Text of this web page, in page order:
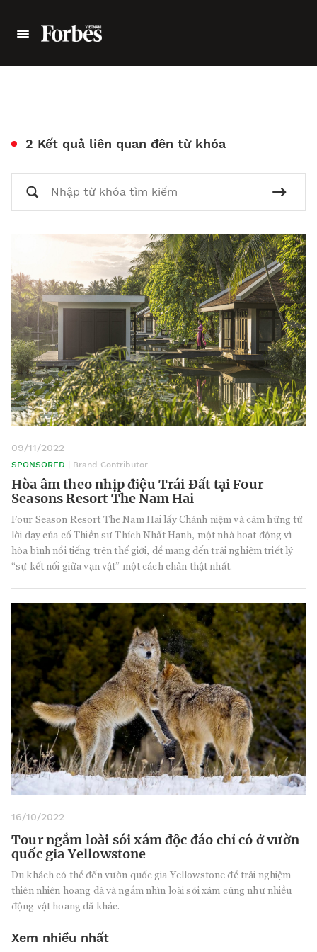
2 Kết quả liên quan đên từ khóa
09/11/2022
SPONSORED | Brand Contributor
Hòa âm theo nhịp điệu Trái Đất tại Four
Seasons Resort The Nam Hai
Four Season Resort The Nam Hai lấy Chánh niệm và cảm hứng từ
lời dạy của cố Thiền sư Thích Nhất Hạnh, một nhà hoạt động vì
hòa bình nổi tiếng trên thế giới, để mang đến trải nghiệm triết lý
“sự kết nối giữa vạn vật” một cách chân thật nhất.
16/10/2022
Tour ngắm loài sói xám độc đáo chỉ có ở vườn
quốc gia Yellowstone
Du khách có thể đến vườn quốc gia Yellowstone để trải nghiệm
thiên nhiên hoang dã và ngắm nhìn loài sói xám cũng như nhiều
động vật hoang dã khác.
Xem nhiều nhất